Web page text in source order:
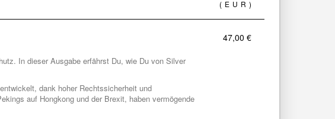
(EUR)
In dieser Ausgabe erfährst Du, wie Du von Silver
dank hoher Rechtssicherheit und
auf Hongkong und der Brexit, haben vermögende
47,00 €